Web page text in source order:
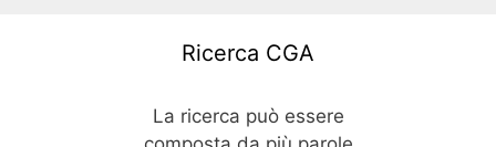
Ricerca CGA
La ricerca può essere